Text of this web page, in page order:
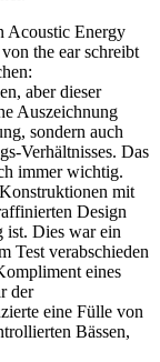
Acoustic Energy
the ear schreibt
aber dieser
Auszeichnung
sondern auch
Verhältnisses. Das
immer wichtig.
mit
Design
ist. Dies war ein
Test verabschieden
eines
der
eine Fülle von
Bässen,